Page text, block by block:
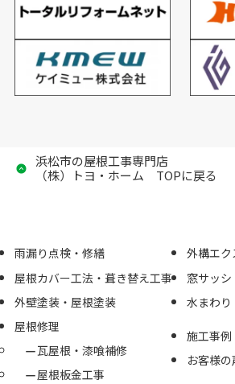
浜松市の屋根工事専門店
（株）トヨ・ホーム TOPに戻る
雨漏り点検・修繕
屋根カバー工法・葺き替え工事
外壁塗装・屋根塗装
屋根修理
瓦屋根・漆喰補修
屋根板金工事
外構エ
窓サッ
水まわ
施工事例
お客様の